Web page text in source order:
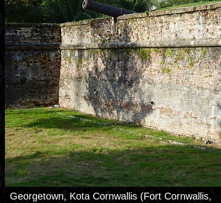
Georgetown, Kota Cornwallis (Fort Cornwallis,